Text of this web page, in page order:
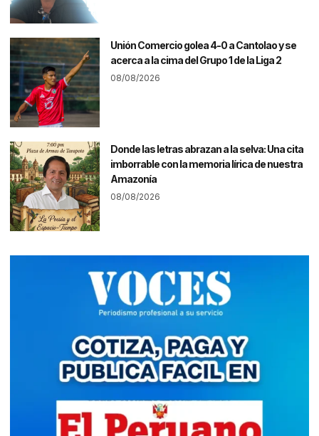
Unión Comercio golea 4-0 a Cantolao y se
acerca a la cima del Grupo 1 de la Liga 2
08/08/2026
Donde las letras abrazan a la selva: Una cita
imborrable con la memoria lírica de nuestra
Amazonía
08/08/2026